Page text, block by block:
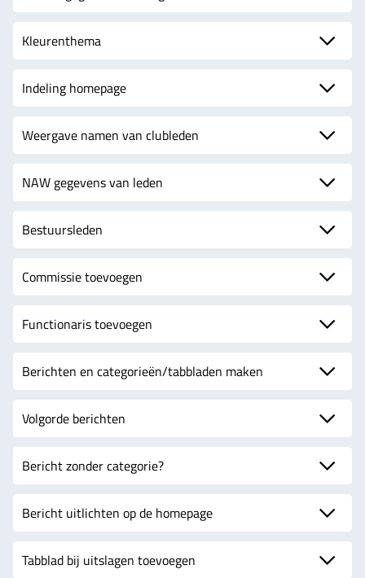
Kleurenthema
Indeling homepage
Weergave namen van clubleden
NAW gegevens van leden
Bestuursleden
Commissie toevoegen
Functionaris toevoegen
Berichten en categorieën/tabbladen maken
Volgorde berichten
Bericht zonder categorie?
Bericht uitlichten op de homepage
Tabblad bij uitslagen toevoegen